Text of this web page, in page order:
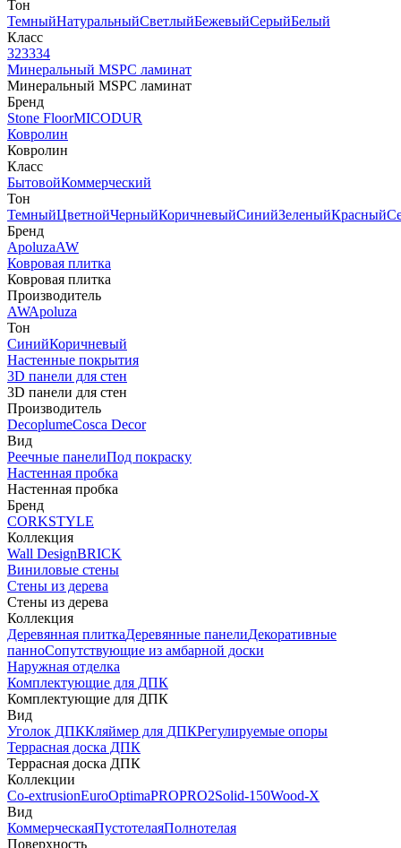
Тон
ТемныйНатуральныйСветлыйБежевыйСерыйБелый
Класс
323334
Минеральный MSPC ламинат
Минеральный MSPC ламинат
Бренд
Stone FloorMICODUR
Ковролин
Ковролин
Класс
БытовойКоммерческий
Тон
ТемныйЦветнойЧерныйКоричневыйСинийЗеленыйКрасный
Бренд
ApoluzaAW
Ковровая плитка
Ковровая плитка
Производитель
AWApoluza
Тон
СинийКоричневый
Настенные покрытия
3D панели для стен
3D панели для стен
Производитель
DecoplumeCosca Decor
Вид
Реечные панелиПод покраску
Настенная пробка
Настенная пробка
Бренд
CORKSTYLE
Коллекция
Wall DesignBRICK
Виниловые стены
Стены из дерева
Стены из дерева
Коллекция
Деревянная плиткаДеревянные панелиДекоративные
панноСопутствующие из амбарной доски
Наружная отделка
Комплектующие для ДПК
Комплектующие для ДПК
Вид
Уголок ДПККляймер для ДПКРегулируемые опоры
Террасная доска ДПК
Террасная доска ДПК
Коллекции
Co-extrusionEuroOptimaPROPRO2Solid-150Wood-X
Вид
КоммерческаяПустотелаяПолнотелая
Поверхность